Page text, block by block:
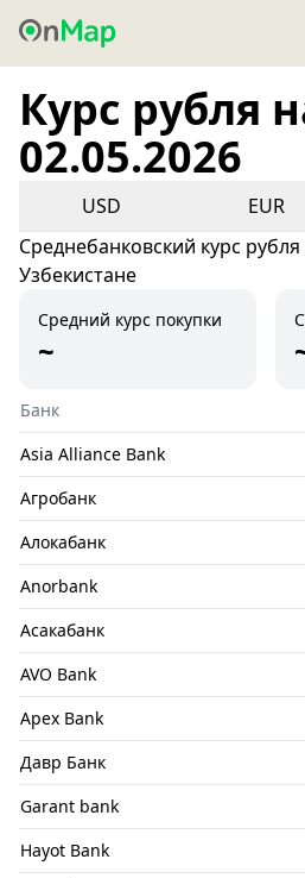
Курс рубля
02.05.2026
USD EUR
Среднебанковский курс
Узбекистане
Средний курс покупки
~
Банк
Asia Alliance Bank
Агробанк
Алокабанк
Anorbank
Асакабанк
AVO Bank
Apex Bank
Давр Банк
Garant bank
Hayot Bank